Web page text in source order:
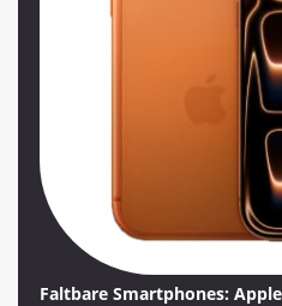
Faltbare Smartphones: